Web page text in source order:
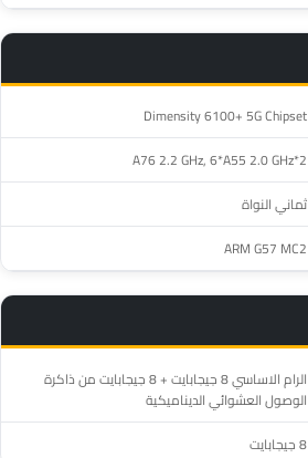
Dimensity 6100+ 5G Chipset
2*A76 2.2 GHz, 6*A55 2.0 GHz
ثماني النواة
ARM G57 MC2
الرام الاساسي 8 جيجابايت + 8 جيجابايت من ذاكرة
الوصول العشوائي الديناميكية
8 جيجابايت